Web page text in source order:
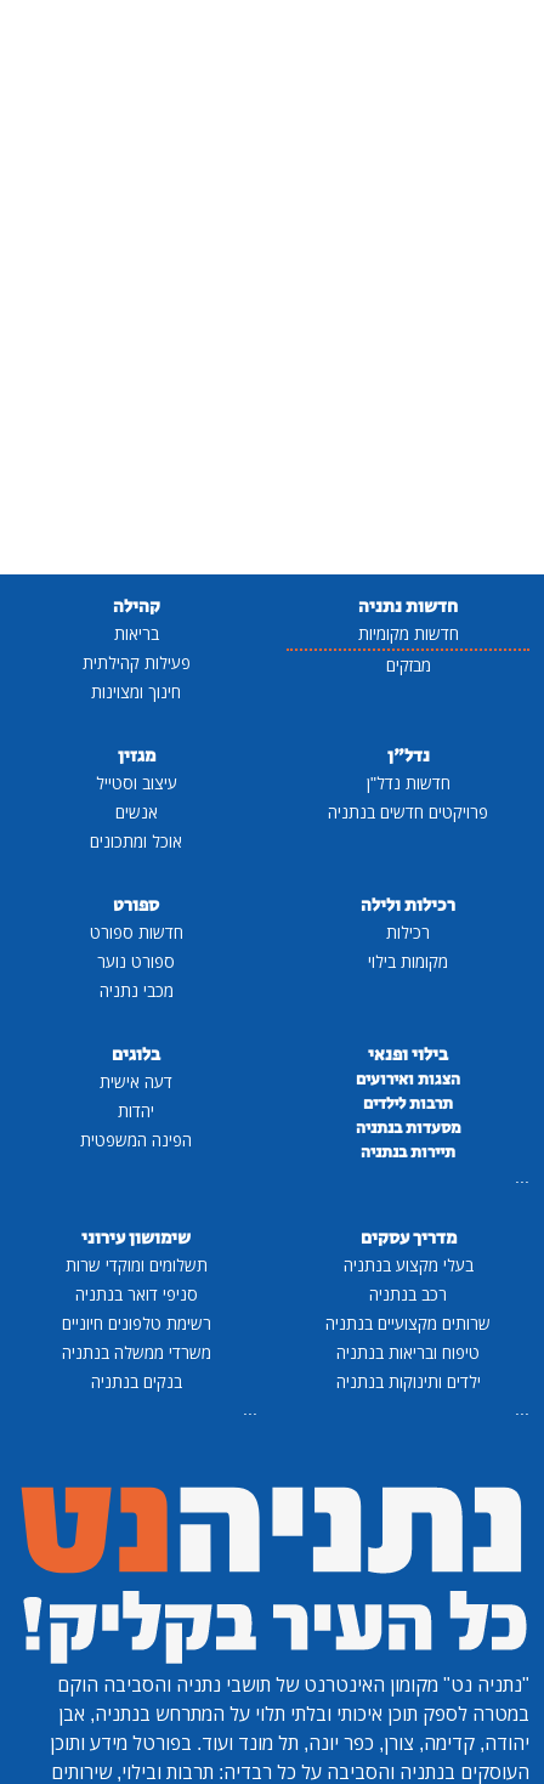
חדשות נתניה
חדשות מקומיות
מבזקים
קהילה
בריאות
פעילות קהילתית
חינוך ומצוינות
נדל"ן
חדשות נדל"ן
פרויקטים חדשים בנתניה
מגזין
עיצוב וסטייל
אנשים
אוכל ומתכונים
רכילות ולילה
רכילות
מקומות בילוי
ספורט
חדשות ספורט
ספורט נוער
מכבי נתניה
בילוי ופנאי
הצגות ואירועים
תרבות לילדים
מסעדות בנתניה
תיירות בנתניה
...
בלוגים
דעה אישית
יהדות
הפינה המשפטית
מדריך עסקים
בעלי מקצוע בנתניה
רכב בנתניה
שרותים מקצועיים בנתניה
טיפוח ובריאות בנתניה
ילדים ותינוקות בנתניה
...
שימושון עירוני
תשלומים ומוקדי שרות
סניפי דואר בנתניה
רשימת טלפונים חיוניים
משרדי ממשלה בנתניה
בנקים בנתניה
...
"נתניה נט" מקומון האינטרנט של תושבי נתניה והסביבה הוקם
במטרה לספק תוכן איכותי ובלתי תלוי על המתרחש בנתניה, אבן
יהודה, קדימה, צורן, כפר יונה, תל מונד ועוד. בפורטל מידע ותוכן
העוסקים בנתניה והסביבה על כל רבדיה: תרבות ובילוי, שירותים